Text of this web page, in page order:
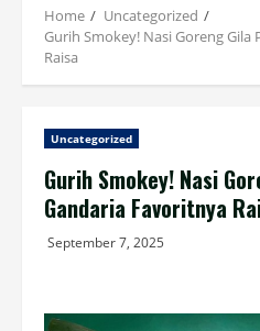
Home
Uncategorized
Gurih Smokey! Nasi Goreng
Raisa
Uncategorized
Gurih Smokey! Nasi
Gandaria Favoritnya
September 7, 2025